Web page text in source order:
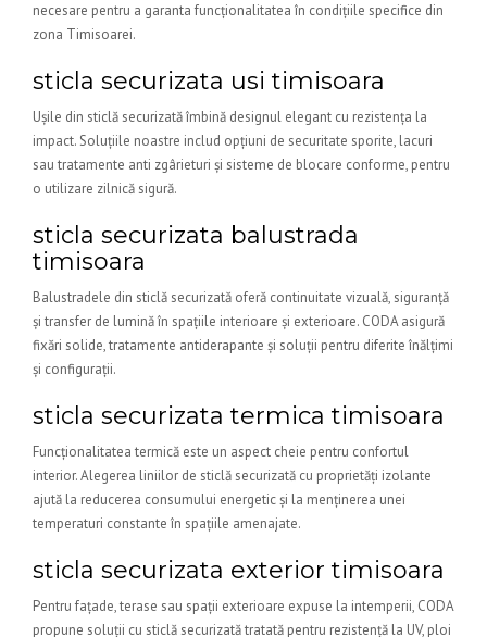
necesare pentru a garanta funcționalitatea în condițiile specifice din
zona Timisoarei.
sticla securizata usi timisoara
Ușile din sticlă securizată îmbină designul elegant cu rezistența la
impact. Soluțiile noastre includ opțiuni de securitate sporite, lacuri
sau tratamente anti zgârieturi și sisteme de blocare conforme, pentru
o utilizare zilnică sigură.
sticla securizata balustrada
timisoara
Balustradele din sticlă securizată oferă continuitate vizuală, siguranță
și transfer de lumină în spațiile interioare și exterioare. CODA asigură
fixări solide, tratamente antiderapante și soluții pentru diferite înălțimi
și configurații.
sticla securizata termica timisoara
Funcționalitatea termică este un aspect cheie pentru confortul
interior. Alegerea liniilor de sticlă securizată cu proprietăți izolante
ajută la reducerea consumului energetic și la menținerea unei
temperaturi constante în spațiile amenajate.
sticla securizata exterior timisoara
Pentru fațade, terase sau spații exterioare expuse la intemperii, CODA
propune soluții cu sticlă securizată tratată pentru rezistență la UV, ploi